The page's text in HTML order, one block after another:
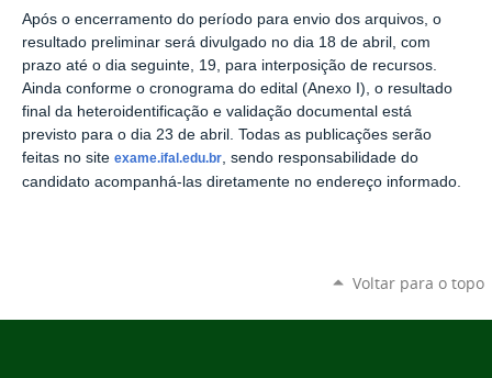
Após o encerramento do período para envio dos arquivos, o
resultado preliminar será divulgado no dia 18 de abril, com
prazo até o dia seguinte, 19, para interposição de recursos.
Ainda conforme o cronograma do edital (Anexo I), o resultado
final da heteroidentificação e validação documental está
previsto para o dia 23 de abril. Todas as publicações serão
feitas no site exame.ifal.edu.br, sendo responsabilidade do
candidato acompanhá-las diretamente no endereço informado.
Voltar para o topo